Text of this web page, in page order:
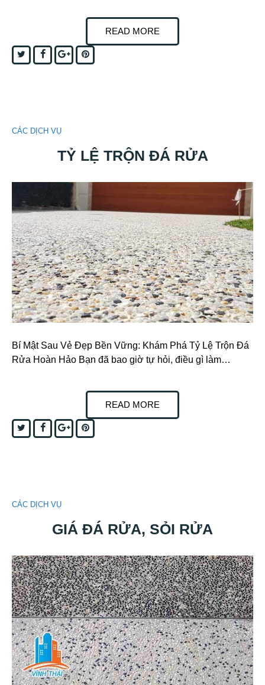
READ MORE
TwitterFacebookGoogle+Pinterest
CÁC DỊCH VỤ
TỶ LỆ TRỘN ĐÁ RỬA
Bí Mật Sau Vẻ Đẹp Bền Vững: Khám Phá Tỷ Lệ Trộn Đá
Rửa Hoàn Hảo Bạn đã bao giờ tự hỏi, điều gì làm…
READ MORE
TwitterFacebookGoogle+Pinterest
CÁC DỊCH VỤ
GIÁ ĐÁ RỬA, SỎI RỬA